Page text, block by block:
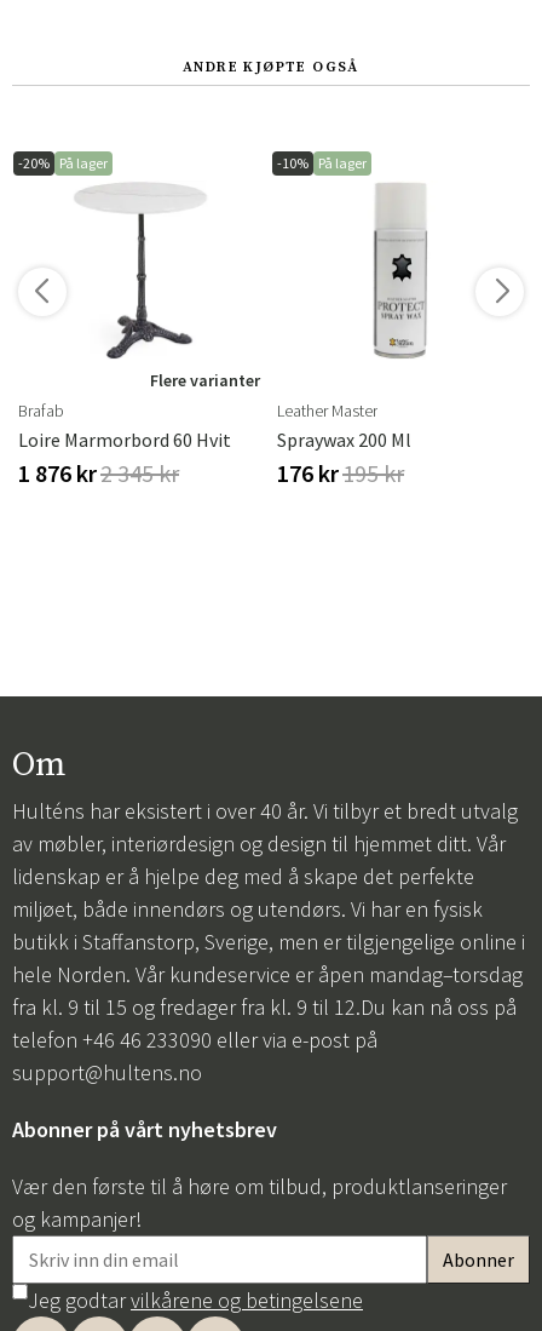
ANDRE KJØPTE OGSÅ
-20% På lager
Flere varianter
Brafab
Loire Marmorbord 60 Hvit
1 876 kr2 345 kr
-10% På lager
Leather Master
Spraywax 200 Ml
176 kr195 kr
Om
Hulténs har eksistert i over 40 år. Vi tilbyr et bredt utvalg
av møbler, interiørdesign og design til hjemmet ditt. Vår
lidenskap er å hjelpe deg med å skape det perfekte
miljøet, både innendørs og utendørs. Vi har en fysisk
butikk i Staffanstorp, Sverige, men er tilgjengelige online i
hele Norden. Vår kundeservice er åpen mandag–torsdag
fra kl. 9 til 15 og fredager fra kl. 9 til 12.Du kan nå oss på
telefon +46 46 233090 eller via e-post på
support@hultens.no
Abonner på vårt nyhetsbrev
Vær den første til å høre om tilbud, produktlanseringer
og kampanjer!
Jeg godtarvilkårene og betingelsene